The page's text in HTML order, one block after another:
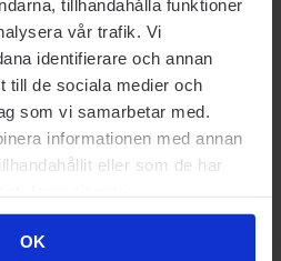
tillhandahålla funktioner
vår trafik. Vi
identifierare och annan
till de sociala medier och
som vi samarbetar med.
informationen med annan
eller som de har
OK